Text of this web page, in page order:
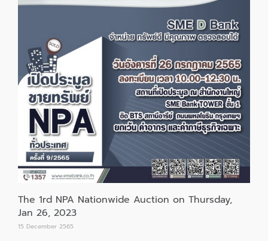
The 1rd NPA Nationwide Auction on Thursday,
Jan 26, 2023
15 December 2565